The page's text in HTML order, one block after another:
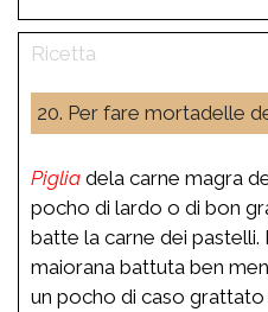
20. Per fare mortadelle
Piglia dela carne magra
pocho di lardo o di bon
batte la carne dei
maiorana battuta ben
un pocho di caso